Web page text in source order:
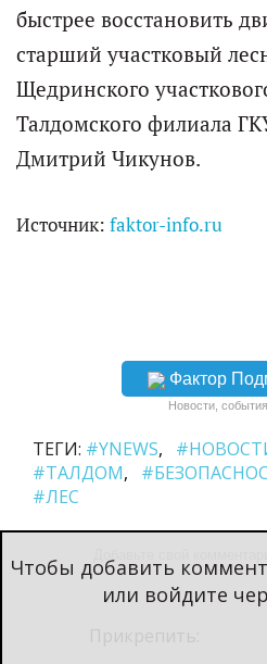
быстрее восстановить
старший участковый
Щедринского
Талдомского филиала
Дмитрий Чикунов.
Источник: faktor-info.ru
Фактор
Новости,
ТЕГИ: #YNEWS
#ТАЛДОМ
#ЛЕС
Чтобы добавить
или войдите